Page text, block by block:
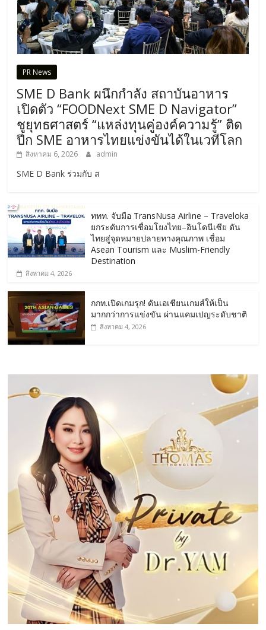
PR News
SME D Bank ผนึกกำลัง สถาบันอาหาร
เปิดตัว “FOODNext SME D Navigator”
ชูยุทธศาสตร์ “แหล่งทุนคู่องค์ความรู้” ติด
ปีก SME อาหารไทยแข่งขันได้ในเวทีโลก
สิงหาคม 6, 2026 admin
SME D Bank ร่วมกับ ส
ททท. จับมือ TransNusa Airline – Traveloka
ยกระดับการเชื่อมโยงไทย–อินโดนีเซีย ดัน
ไทยสู่จุดหมายปลายทางคุณภาพ เชื่อม
Asean Tourism และ Muslim-Friendly
Destination
สิงหาคม 4, 2026
กกท.เปิดเกมรุก! ดันเอเชียนเกมส์ให้เป็น
มากกว่าการแข่งขัน ผ่านแคมเปญระดับชาติ
สิงหาคม 4, 2026